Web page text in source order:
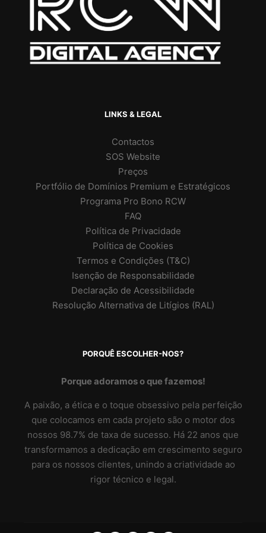
LINKS & LEGAL
Contactos
SOS Website
Preços
Portfólio de Domínios Premium e Estratégicos
Programa Pro Bono RCW
FAQ
Política de Privacidade
Política de Cookies
Termos e Condições (T&C)
Isenção de Responsabilidade
Declaração de Acessibilidade
Resolução Alternativa de Litígios (RAL)
PORQUÊ ESCOLHER-NOS?
Porque adoramos o que fazemos!
A paixão, a ética e o toque obsessivo pela perfeição
que colocamos em cada projeto são o motor dos
nossos 98.7% de taxa de sucesso. Há 22 anos que
transformamos a dedicação em crescimento seguro
para os nossos clientes, unindo a criatividade ao
rigor técnico e legal.